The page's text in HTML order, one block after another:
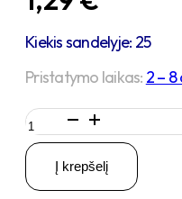
Kiekis sandelyje: 25
Pristatymo laikas: 2 –
produkto
kiekis:
4
vienetai
–
Į krepšelį